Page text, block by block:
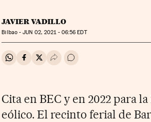
JAVIER VADILLO
Bilbao -JUN 02, 2021 - 06:56 EDT
Compartir en Whatsapp
Compartir en Facebook
Compartir en Twitter
Desplegar Redes Sociales
Ir a los comentarios
Cita en BEC y en 2022 para
eólico. El recinto ferial de